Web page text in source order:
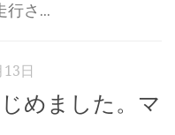
行さ...
日
めました。マ